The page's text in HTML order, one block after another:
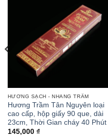
HƯƠNG SẠCH - NHANG TRẦM
Hương Trầm Tân Nguyên loại
cao cấp, hộp giấy 90 que, dài
23cm, Thời Gian cháy 40 Phút
145,000 ₫